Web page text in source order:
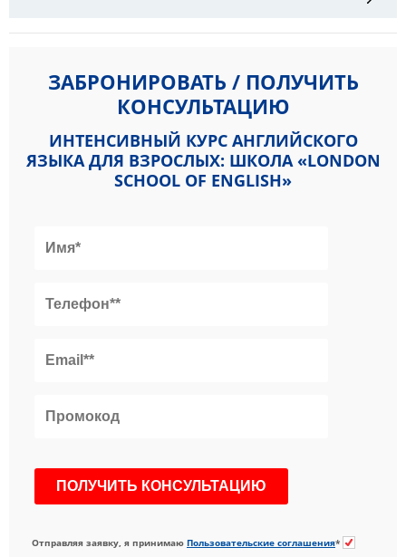
ЗАБРОНИРОВАТЬ / ПОЛУЧИТЬ
КОНСУЛЬТАЦИЮ
ИНТЕНСИВНЫЙ КУРС АНГЛИЙСКОГО
ЯЗЫКА ДЛЯ ВЗРОСЛЫХ: ШКОЛА «LONDON
SCHOOL OF ENGLISH»
Отправляя заявку, я принимаю Пользовательские соглашения*